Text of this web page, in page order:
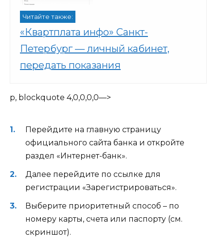
Читайте также:
«Квартплата инфо» Санкт-
Петербург — личный кабинет,
передать показания
p, blockquote 4,0,0,0,0—>
Перейдите на главную страницу
официального сайта банка и откройте
раздел «Интернет-банк».
Далее перейдите по ссылке для
регистрации «Зарегистрироваться».
Выберите приоритетный способ – по
номеру карты, счета или паспорту (см.
скриншот).